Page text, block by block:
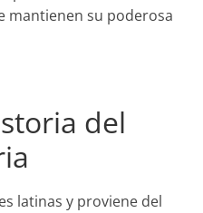
mantienen su poderosa
del
latinas y proviene del